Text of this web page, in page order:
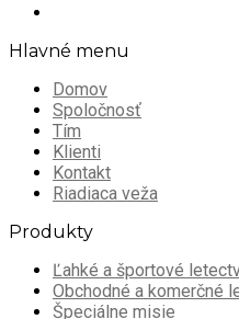
Hlavné menu
Domov
Spoločnosť
Tím
Klienti
Kontakt
Riadiaca veža
Produkty
Ľahké a športové
Obchodné a komerčné
Špeciálne misie